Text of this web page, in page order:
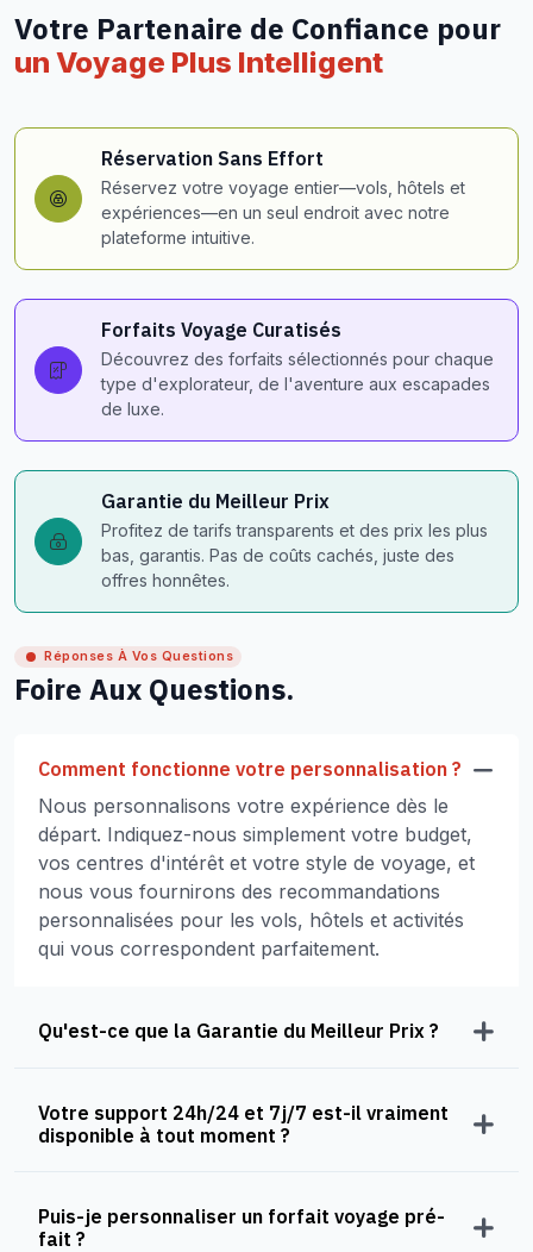
Votre Partenaire de Confiance pour
un Voyage Plus Intelligent
Réservation Sans Effort
Réservez votre voyage entier—vols, hôtels et
expériences—en un seul endroit avec notre
plateforme intuitive.
Forfaits Voyage Curatisés
Découvrez des forfaits sélectionnés pour chaque
type d'explorateur, de l'aventure aux escapades
de luxe.
Garantie du Meilleur Prix
Profitez de tarifs transparents et des prix les plus
bas, garantis. Pas de coûts cachés, juste des
offres honnêtes.
Réponses À Vos Questions
Foire Aux Questions.
Comment fonctionne votre personnalisation ?
Nous personnalisons votre expérience dès le
départ. Indiquez-nous simplement votre budget,
vos centres d'intérêt et votre style de voyage, et
nous vous fournirons des recommandations
personnalisées pour les vols, hôtels et activités
qui vous correspondent parfaitement.
Qu'est-ce que la Garantie du Meilleur Prix ?
Votre support 24h/24 et 7j/7 est-il vraiment
disponible à tout moment ?
Puis-je personnaliser un forfait voyage pré-
fait ?